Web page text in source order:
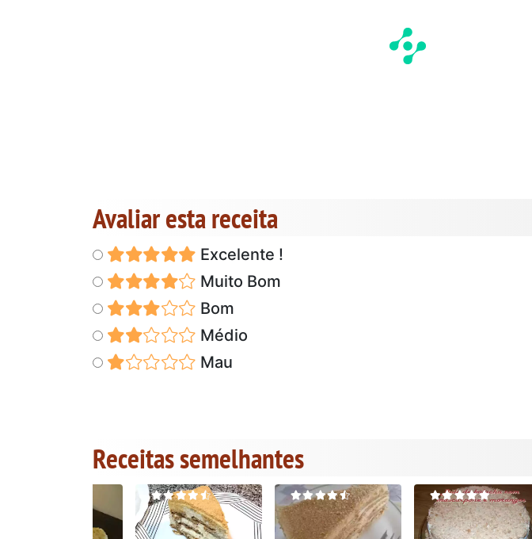
Avaliar esta receita
Excelente !
Muito Bom
Bom
Médio
Mau
Receitas semelhantes